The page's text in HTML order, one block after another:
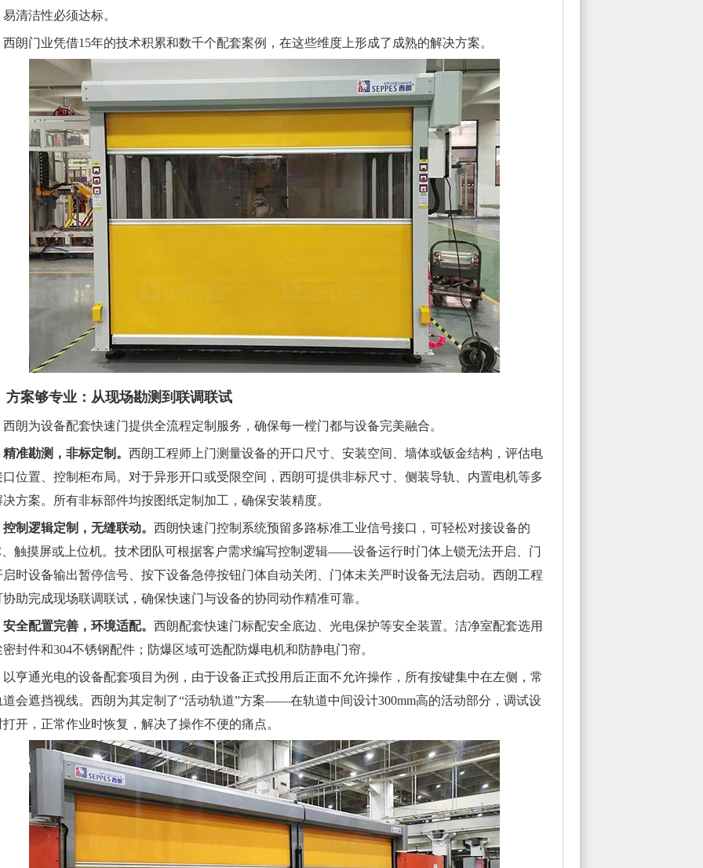
清洁性必须达标。
门业凭借15年的技术积累和数千个配套案例，在这些维度上形成了成熟的解决方案。
方案够专业：从现场勘测到联调联试
为设备配套快速门提供全流程定制服务，确保每一樘门都与设备完美融合。
精准勘测，非标定制。 西朗工程师上门测量设备的开口尺寸、安装空间、墙体或钣金结构，评估电
口位置、控制柜布局。对于异形开口或受限空间，西朗可提供非标尺寸、侧装导轨、内置电机等多
决方案。所有非标部件均按图纸定制加工，确保安装精度。
控制逻辑定制，无缝联动。 西朗快速门控制系统预留多路标准工业信号接口，可轻松对接设备的
、触摸屏或上位机。技术团队可根据客户需求编写控制逻辑——设备运行时门体上锁无法开启、门
启时设备输出暂停信号、按下设备急停按钮门体自动关闭、门体未关严时设备无法启动。西朗工程
协助完成现场联调联试，确保快速门与设备的协同动作精准可靠。
安全配置完善，环境适配。 西朗配套快速门标配安全底边、光电保护等安全装置。洁净室配套选用
密封件和304不锈钢配件；防爆区域可选配防爆电机和防静电门帘。
通光电的设备配套项目为例，由于设备正式投用后正面不允许操作，所有按键集中在左侧，常
道会遮挡视线。西朗为其定制了“活动轨道”方案——在轨道中间设计300mm高的活动部分，调试设
打开，正常作业时恢复，解决了操作不便的痛点。